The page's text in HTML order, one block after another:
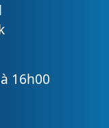
16h00